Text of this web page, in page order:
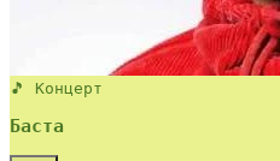
🎵 Концерт
Баста